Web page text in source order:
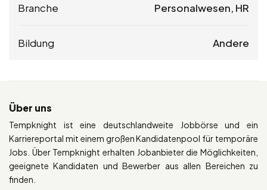
Branche Personalwesen, HR
Bildung Andere
Über uns
Tempknight ist eine deutschlandweite Jobbörse und ein
Karriereportal mit einem großen Kandidatenpool für temporäre
Jobs. Über Tempknight erhalten Jobanbieter die Möglichkeiten,
geeignete Kandidaten und Bewerber aus allen Bereichen zu
finden.